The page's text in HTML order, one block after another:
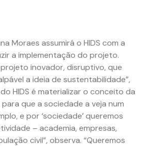
Moraes assumirá o HIDS com a
a implementação do projeto.
inovador, disruptivo, que
a ideia de sustentabilidade”,
HIDS é materializar o conceito da
que a sociedade a veja num
e por ‘sociedade’ queremos
– academia, empresas,
civil”, observa. “Queremos